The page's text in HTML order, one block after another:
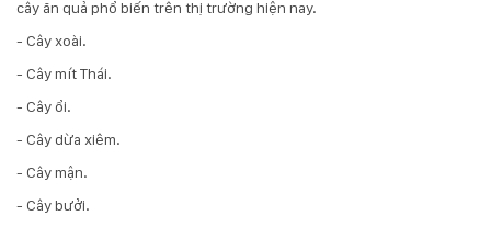
cây ăn quả phổ biến trên thị trường hiện nay.
- Cây xoài.
- Cây mít Thái.
- Cây ổi.
- Cây dừa xiêm.
- Cây mận.
- Cây bưởi.